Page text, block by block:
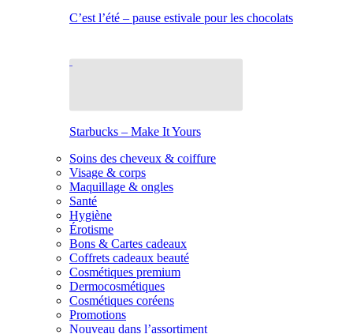
C’est l’été – pause estivale pour les chocolats
Starbucks – Make It Yours
Soins des cheveux & coiffure
Visage & corps
Maquillage & ongles
Santé
Hygiène
Érotisme
Bons & Cartes cadeaux
Coffrets cadeaux beauté
Cosmétiques premium
Dermocosmétiques
Cosmétiques coréens
Promotions
Nouveau dans l’assortiment